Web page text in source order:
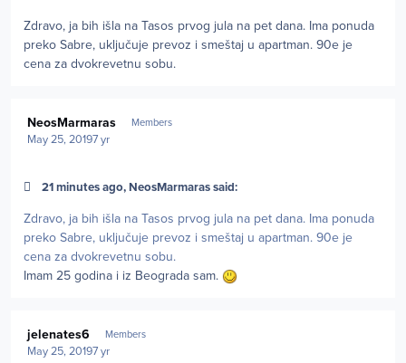
Zdravo, ja bih išla na Tasos prvog jula na pet dana. Ima ponuda
preko Sabre, uključuje prevoz i smeštaj u apartman. 90e je
cena za dvokrevetnu sobu.
NeosMarmaras Members
May 25, 20197 yr
21 minutes ago, NeosMarmaras said:
Zdravo, ja bih išla na Tasos prvog jula na pet dana. Ima ponuda
preko Sabre, uključuje prevoz i smeštaj u apartman. 90e je
cena za dvokrevetnu sobu.
Imam 25 godina i iz Beograda sam.
jelenates6 Members
May 25, 20197 yr